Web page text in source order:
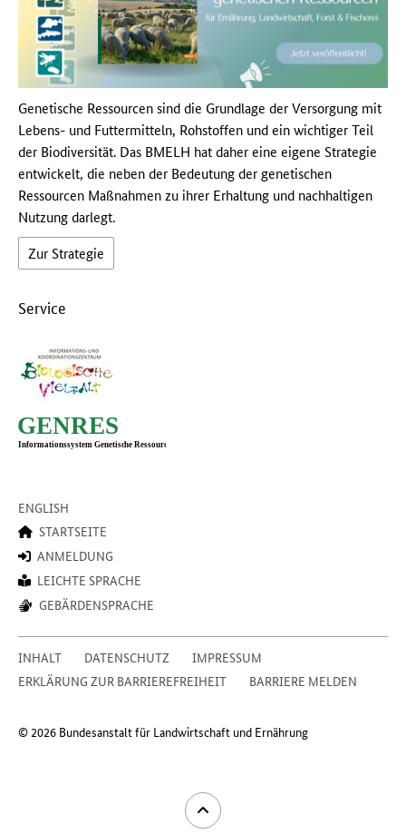
Genetische Ressourcen sind die Grundlage der Versorgung mit
Lebens- und Futtermitteln, Rohstoffen und ein wichtiger Teil
der Biodiversität. Das BMELH hat daher eine eigene Strategie
entwickelt, die neben der Bedeutung der genetischen
Ressourcen Maßnahmen zu ihrer Erhaltung und nachhaltigen
Nutzung darlegt.
Zur Strategie
Service
ENGLISH
STARTSEITE
ANMELDUNG
LEICHTE SPRACHE
GEBÄRDENSPRACHE
INHALT DATENSCHUTZ
IMPRESSUM
ERKLÄRUNG ZUR BARRIEREFREIHEIT
BARRIERE MELDEN
© 2026 Bundesanstalt für Landwirtschaft und Ernährung